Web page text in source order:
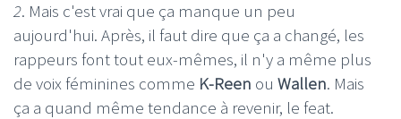
2. Mais c'est vrai que ça manque un peu
aujourd'hui. Après, il faut dire que ça a changé, les
rappeurs font tout eux-mêmes, il n'y a même plus
de voix féminines comme K-Reen ou Wallen. Mais
ça a quand même tendance à revenir, le feat.